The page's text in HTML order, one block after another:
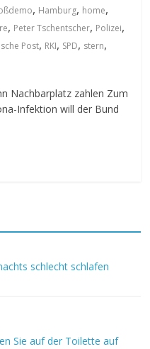
, Hamburg, home,
, Peter Tschentscher, Polizei,
Post, RKI, SPD, stern,
Nachbarplatz zahlen Zum
Infektion will der Bund
schlecht schlafen
Sie auf der Toilette auf